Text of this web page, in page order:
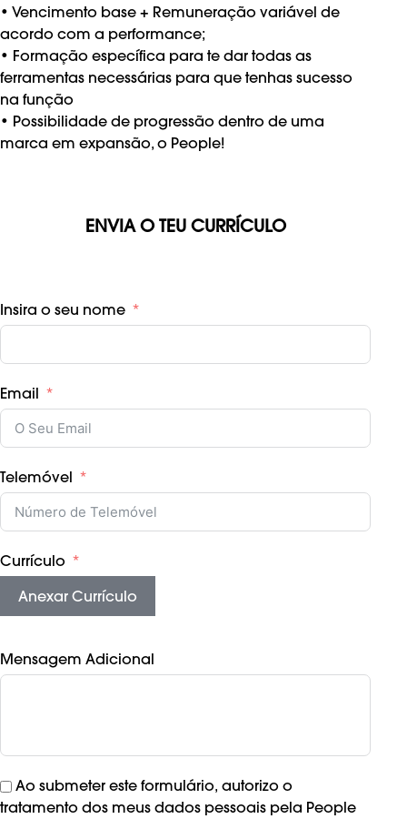
•⁠ ⁠Vencimento base + Remuneração variável de
acordo com a performance;
•⁠ ⁠Formação específica para te dar todas as
ferramentas necessárias para que tenhas sucesso
na função
•⁠ ⁠Possibilidade de progressão dentro de uma
marca em expansão, o People!
ENVIA O TEU CURRÍCULO
Insira o seu nome
Email
Telemóvel
Currículo
Anexar Currículo
Mensagem Adicional
Ao submeter este formulário, autorizo o
tratamento dos meus dados pessoais pela People